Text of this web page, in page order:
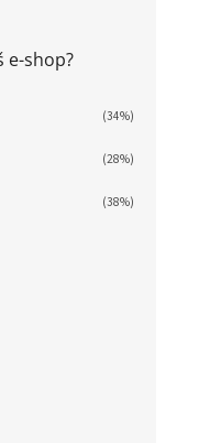
e-shop?
(34%)
(28%)
(38%)